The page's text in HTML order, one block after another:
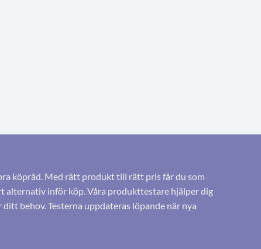
köpråd. Med rätt produkt till rätt pris får du som
alternativ inför köp. Våra produkttestare hjälper dig
behov. Testerna uppdateras löpande när nya